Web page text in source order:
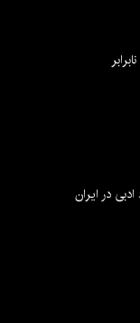
در ایران